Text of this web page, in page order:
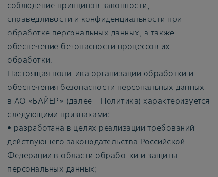
соблюдение принципов законности,
справедливости и конфиденциальности при
обработке персональных данных, а также
обеспечение безопасности процессов их
обработки.
Настоящая политика организации обработки и
обеспечения безопасности персональных данных
в АО «БАЙЕР» (далее – Политика) характеризуется
следующими признаками:
• разработана в целях реализации требований
действующего законодательства Российской
Федерации в области обработки и защиты
персональных данных;